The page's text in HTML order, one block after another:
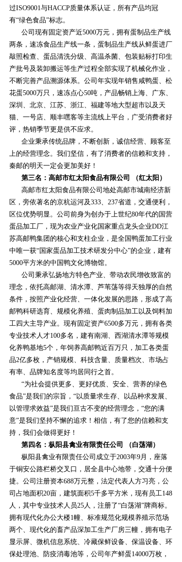
过ISO9001与HACCP质量体系认证，所有产品均冠
有“绿色食品”标志。
公司现有固定资产近5000万元，拥有蛋制品生产线
两条，速冻食品生产线一条，蛋制品生产线从鲜蛋进厂
敲照检查、蛋品清洗分级、高温杀菌、包装贴标打印生
产批号及装卸搬运等生产过程全部实现了机械化作业，
不断完善产品溯源体系。公司年实现年销售咸鸭蛋、松
花蛋5000万只，速冻点心50吨，产品畅销上海、广东、
深圳、北京、江苏、浙江、福建等地大型超市以及天
猫、一号店、顺丰嘿客等主流线上平台，广受消费者好
评，热销季节更是供不应求。
企业秉承传统品牌，不断创新，诚信经营、顾客至
上的经营理念。我们坚信，有了消费者的信赖和支持，
秦邮的明天一定会更加美好！
第三名：高邮市红太阳食品有限公司 （红太阳）
高邮市红太阳食品有限公司地处高邮市城南经济新
区，旁依著名的京杭运河及333、237省道，交通便利，
区位优势明显。公司前身为创办于上世纪80年代的国营
蛋品加工厂，现为农业产业化国家重点龙头企业DD江
苏高邮鸭集团的核心和支柱企业，是全国鸭蛋加工行业
中唯一获“国家蛋品加工技术研发分中心”的企业，建有
5000平方米的中国鸭文化博物馆。
公司秉承弘扬地方特色产业、带动农民增收致富的
理念，依托高邮湖、清水潭、芦苇荡等得天独厚的自然
条件，按照产业化经营、一体化发展的思路，形成了高
邮鸭科研选育、规模化养殖、蛋肉制品加工以及饲料加
工四大主导产业。现有固定资产6500多万元，拥有各类
专业技术人才100多名，建有南湖、西湖清水潭等规模
化养鸭基地5个，年饲养高邮鸭近百万只，加工各类蛋
品2亿多枚，产销规模、科技含量、质量档次、市场占
有率、品牌知名度等均居同行之首。
“为社会提供更多、更好优质、安全、营养的绿色
食品”是我们的宗旨，“以质量求生存、以品种求发展、
以管理求效益”是我们亘古不变的经营理念，“您的满
意”是我们坚持不懈的追求！相信，有了您的信赖和支
持，我们会做得更好！
第四名：枞阳县禽业有限责任公司 （白荡湖）
枞阳县禽业有限责任公司成立于2003年9月，座落
于铜安公路栏桥交叉口，居全县中心地带，交通十分便
捷。公司注册资本688万元整，法定代表人方习亮，公
司占地面积20亩，建筑面积5千多平方米，现有员工148
人，其中专业技术人员25人，注册了“白荡湖”牌商标。
拥有现代化办公大楼1幢、标准规范化规模养殖示范场
两个、现代化的畜产品深加工生产厂房三幢，拥有电子
显示屏、微机信息系统、冷藏保鲜设备、保温设备、环
保处理池、防疫消毒池等，公司年产鲜蛋14000万枚，